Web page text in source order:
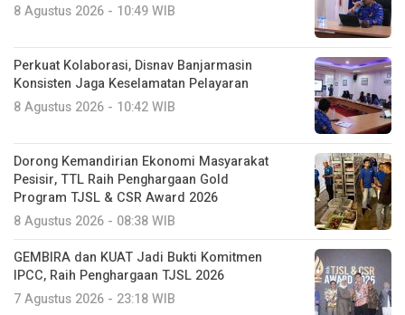
8 Agustus 2026 - 10:49 WIB
Perkuat Kolaborasi, Disnav Banjarmasin
Konsisten Jaga Keselamatan Pelayaran
8 Agustus 2026 - 10:42 WIB
Dorong Kemandirian Ekonomi Masyarakat
Pesisir, TTL Raih Penghargaan Gold
Program TJSL & CSR Award 2026
8 Agustus 2026 - 08:38 WIB
GEMBIRA dan KUAT Jadi Bukti Komitmen
IPCC, Raih Penghargaan TJSL 2026
7 Agustus 2026 - 23:18 WIB